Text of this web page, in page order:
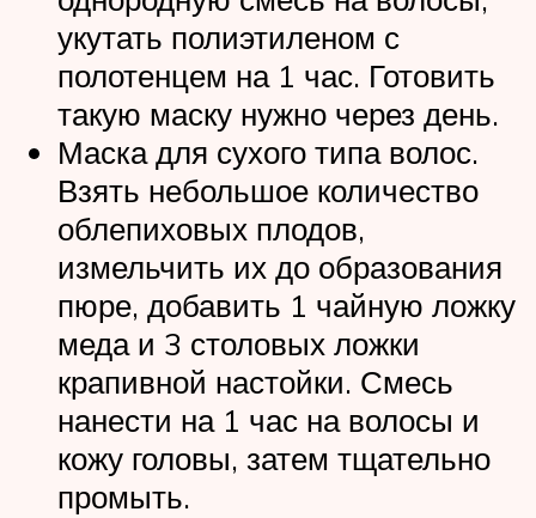
укутать полиэтиленом с
полотенцем на 1 час. Готовить
такую маску нужно через день.
Маска для сухого типа волос.
Взять небольшое количество
облепиховых плодов,
измельчить их до образования
пюре, добавить 1 чайную ложку
меда и 3 столовых ложки
крапивной настойки. Смесь
нанести на 1 час на волосы и
кожу головы, затем тщательно
промыть.